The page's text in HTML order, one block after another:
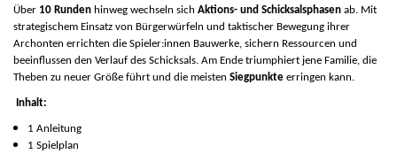
Über 10 Runden hinweg wechseln sich Aktions- und Schicksalsphasen ab. Mit
strategischem Einsatz von Bürgerwürfeln und taktischer Bewegung ihrer
Archonten errichten die Spieler:innen Bauwerke, sichern Ressourcen und
beeinflussen den Verlauf des Schicksals. Am Ende triumphiert jene Familie, die
Theben zu neuer Größe führt und die meisten Siegpunkte erringen kann.
Inhalt:
1 Anleitung
1 Spielplan